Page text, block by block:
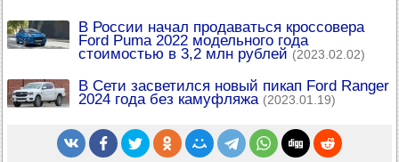
В России начал продаваться кроссовера
Ford Puma 2022 модельного года
стоимостью в 3,2 млн рублей(2023.02.02)
В Сети засветился новый пикап Ford Ranger
2024 года без камуфляжа (2023.01.19)